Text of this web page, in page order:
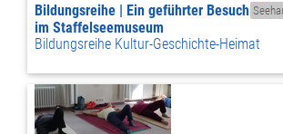
Bildungsreihe | Ein geführter Besuch
im Staffelseemuseum
Bildungsreihe Kultur-Geschichte-Heimat